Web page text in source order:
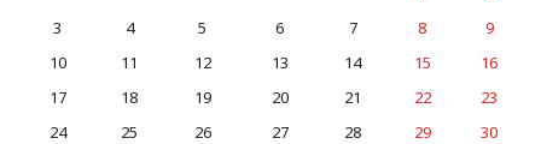
3
4 5 6 7 8
9
10
11 12 13 14 15
16
17
18 19 20 21 22
23
24
25 26 27 28 29
30